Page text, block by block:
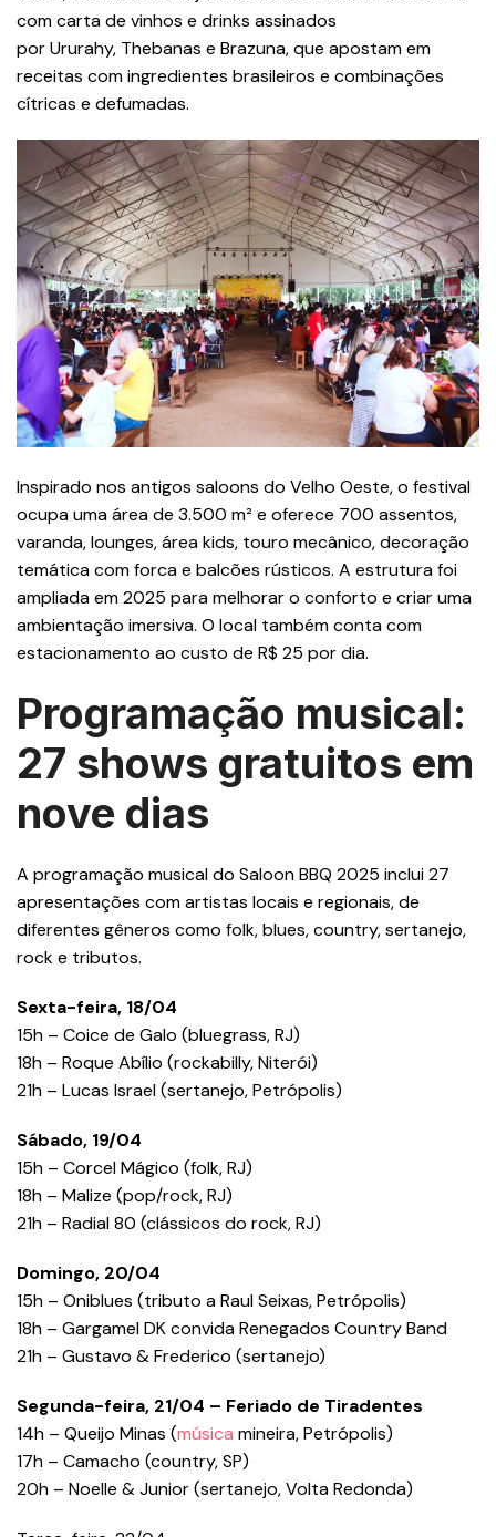
com carta de vinhos e drinks assinados
por Ururahy, Thebanas e Brazuna, que apostam em
receitas com ingredientes brasileiros e combinações
cítricas e defumadas.
Inspirado nos antigos saloons do Velho Oeste, o festival
ocupa uma área de 3.500 m² e oferece 700 assentos,
varanda, lounges, área kids, touro mecânico, decoração
temática com forca e balcões rústicos. A estrutura foi
ampliada em 2025 para melhorar o conforto e criar uma
ambientação imersiva. O local também conta com
estacionamento ao custo de R$ 25 por dia.
Programação musical:
27 shows gratuitos em
nove dias
A programação musical do Saloon BBQ 2025 inclui 27
apresentações com artistas locais e regionais, de
diferentes gêneros como folk, blues, country, sertanejo,
rock e tributos.
Sexta-feira, 18/04
15h – Coice de Galo (bluegrass, RJ)
18h – Roque Abílio (rockabilly, Niterói)
21h – Lucas Israel (sertanejo, Petrópolis)
Sábado, 19/04
15h – Corcel Mágico (folk, RJ)
18h – Malize (pop/rock, RJ)
21h – Radial 80 (clássicos do rock, RJ)
Domingo, 20/04
15h – Oniblues (tributo a Raul Seixas, Petrópolis)
18h – Gargamel DK convida Renegados Country Band
21h – Gustavo & Frederico (sertanejo)
Segunda-feira, 21/04 – Feriado de Tiradentes
14h – Queijo Minas (música mineira, Petrópolis)
17h – Camacho (country, SP)
20h – Noelle & Junior (sertanejo, Volta Redonda)